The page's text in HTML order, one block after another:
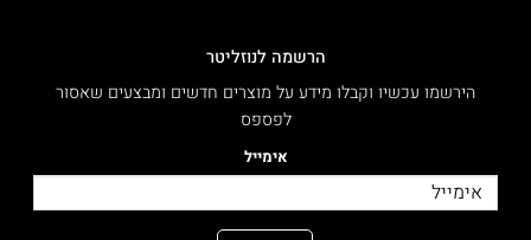
הרשמה לנוזליטר
הירשמו עכשיו וקבלו מידע על מוצרים חדשים ומבצעים שאסור
לפספס
אימייל